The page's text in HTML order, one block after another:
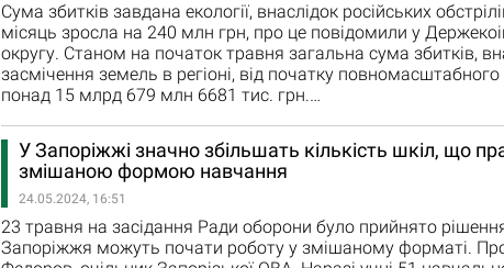
Сума збитків завдана екології, внаслідок російських
місяць зросла на 240 млн грн, про це повідомили у
округу. Станом на початок травня загальна сума збитків,
засмічення земель в регіоні, від початку
понад 15 млрд 679 млн 6681 тис. грн.…
У Запоріжжі значно збільшать кількість шкіл, що
змішаною формою навчання
24.05.2024, 16:51
23 травня на засідання Ради оборони було прийнято
Запоріжжя можуть почати роботу у змішаному форматі.